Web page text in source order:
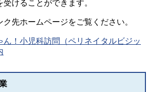
けることができます。
先ホームページをご覧ください。
ん！小児科訪問（ペリネイタルビジッ